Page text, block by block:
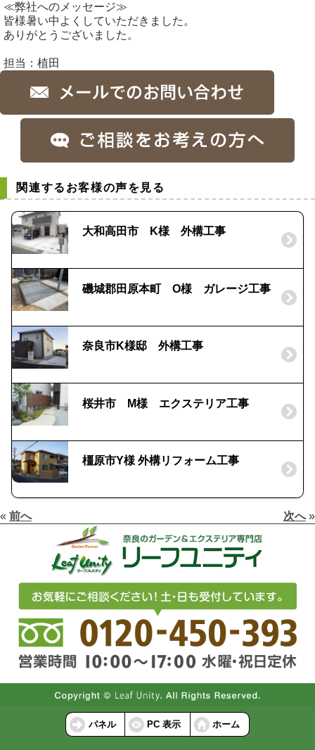
≪弊社へのメッセージ≫
皆様暑い中よくしていただきました。
ありがとうございました。
担当：植田
関連するお客様の声を見る
大和高田市 K様 外構工事
磯城郡田原本町 O様 ガレージ工事
奈良市K様邸 外構工事
桜井市 M様 エクステリア工事
橿原市Y様 外構リフォーム工事
« 前へ 次へ»
パネル PC 表示 ホーム